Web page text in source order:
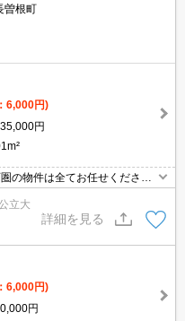
曽根町
6,000円)
円
の物件は全てお任せくださ
軽にお問い合わせくださいま
決済が可能ですので安心して
立大
詳細を見る
6,000円)
円